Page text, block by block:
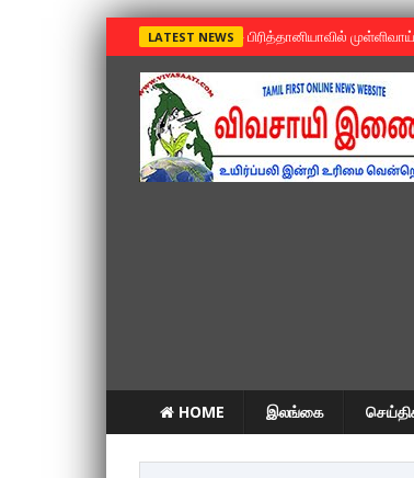
LATEST NEWS »பிரித்தானியாவில்
HOME இலங்கை